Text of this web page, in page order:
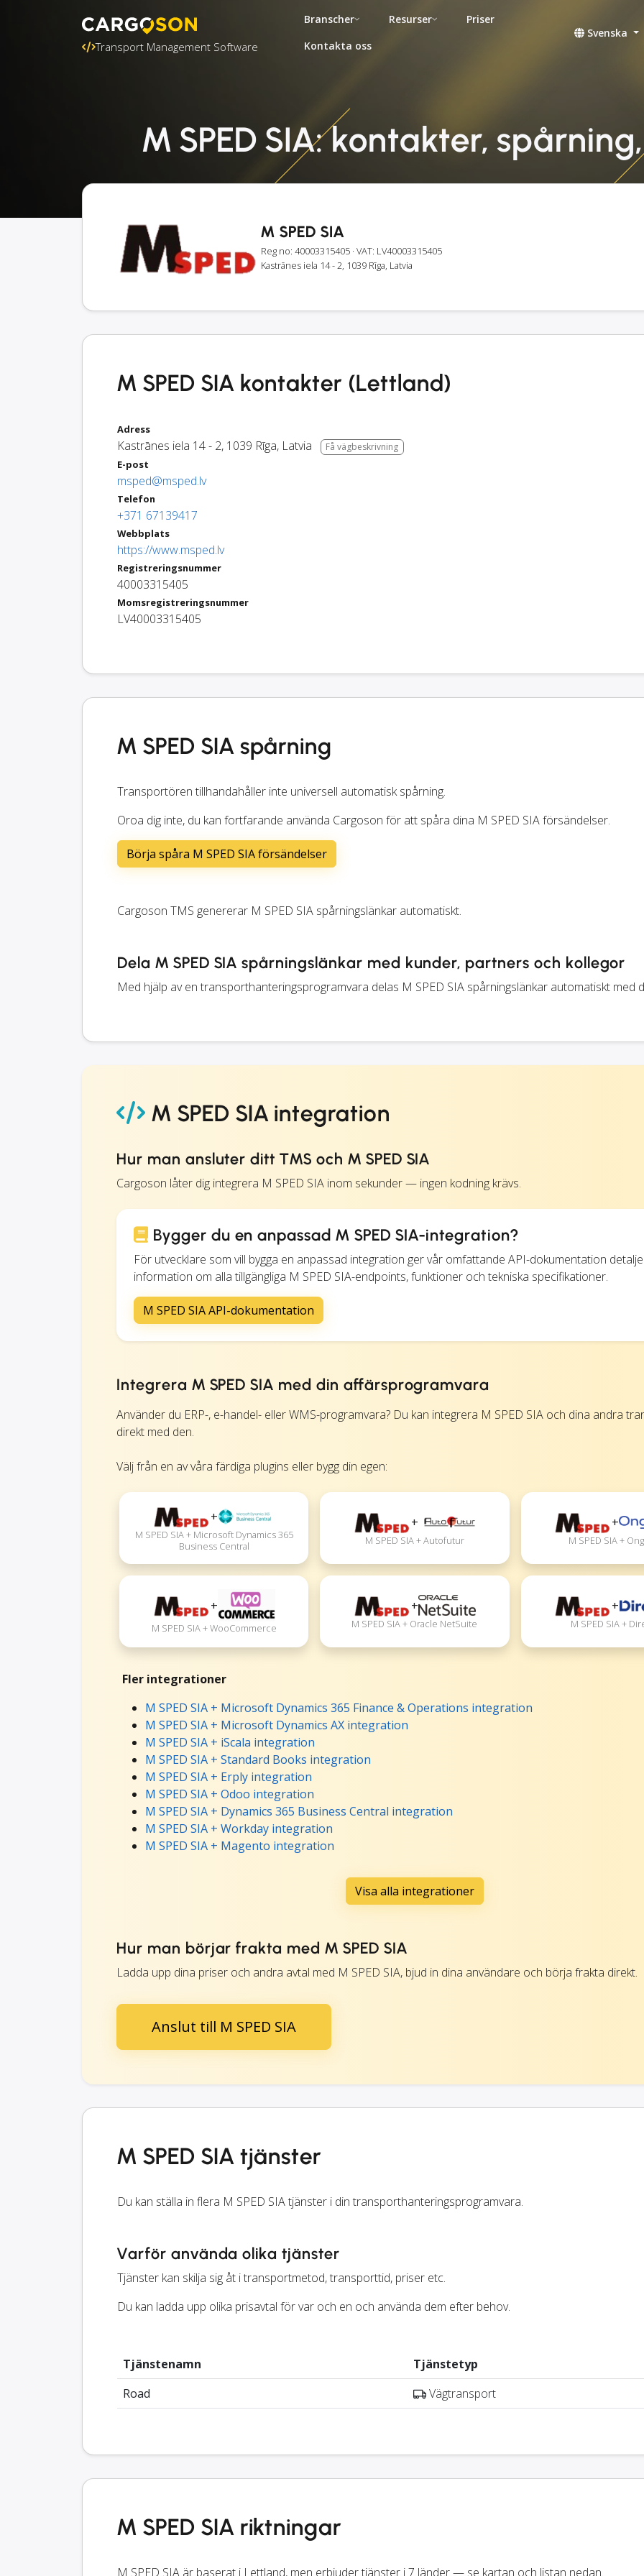
Transport Management Software
Branscher Resurser
Priser
Kontakta oss
Svenska
M SPED SIA: kontakter,
M SPED SIA
Reg no: 40003315405 · VAT: LV40003315405
Kastrānes iela 14 - 2, 1039 Rīga, Latvia
M SPED SIA kontakter (Lettland)
Adress
Kastrānes iela 14 - 2, 1039 Rīga, Latvia Få vägbeskrivning
E-post
msped@msped.lv
Telefon
+371 67139417
Webbplats
https://www.msped.lv
Registreringsnummer
40003315405
Momsregistreringsnummer
LV40003315405
M SPED SIA spårning
Transportören tillhandahåller inte universell automatisk spårning.
Oroa dig inte, du kan fortfarande använda Cargoson för att spåra dina M SPED SIA försändelser.
Börja spåra M SPED SIA försändelser
Cargoson TMS genererar M SPED SIA spårningslänkar automatiskt.
Dela M SPED SIA spårningslänkar med kunder, partners och kollegor
Med hjälp av en transporthanteringsprogramvara delas M SPED SIA spårningslänkar automatiskt med
M SPED SIA integration
Hur man ansluter ditt TMS och M SPED SIA
Cargoson låter dig integrera M SPED SIA inom sekunder — ingen kodning krävs.
Bygger du en anpassad M SPED SIA-integration?
För utvecklare som vill bygga en anpassad integration ger vår omfattande API-dokumentation
information om alla tillgängliga M SPED SIA-endpoints, funktioner och tekniska specifikationer.
M SPED SIA API-dokumentation
Integrera M SPED SIA med din affärsprogramvara
Använder du ERP-, e-handel- eller WMS-programvara? Du kan integrera M SPED SIA och dina andra
direkt med den.
Välj från en av våra färdiga plugins eller bygg din egen:
+
M SPED SIA + Microsoft Dynamics 365
Business Central
+
M SPED SIA + Autofutur
+
M SPED SIA +
+
M SPED SIA + WooCommerce
+
M SPED SIA + Oracle NetSuite
+
M SPED SIA +
Fler integrationer
M SPED SIA + Microsoft Dynamics 365 Finance & Operations integration
M SPED SIA + Microsoft Dynamics AX integration
M SPED SIA + iScala integration
M SPED SIA + Standard Books integration
M SPED SIA + Erply integration
M SPED SIA + Odoo integration
M SPED SIA + Dynamics 365 Business Central integration
M SPED SIA + Workday integration
M SPED SIA + Magento integration
Visa alla integrationer
Hur man börjar frakta med M SPED SIA
Ladda upp dina priser och andra avtal med M SPED SIA, bjud in dina användare och börja frakta direkt.
Anslut till M SPED SIA
M SPED SIA tjänster
Du kan ställa in flera M SPED SIA tjänster i din transporthanteringsprogramvara.
Varför använda olika tjänster
Tjänster kan skilja sig åt i transportmetod, transporttid, priser etc.
Du kan ladda upp olika prisavtal för var och en och använda dem efter behov.
Tjänstenamn
Tjänstetyp
Road
Vägtransport
M SPED SIA riktningar
M SPED SIA är baserat i Lettland, men erbjuder tjänster i 7 länder — se kartan och listan nedan.